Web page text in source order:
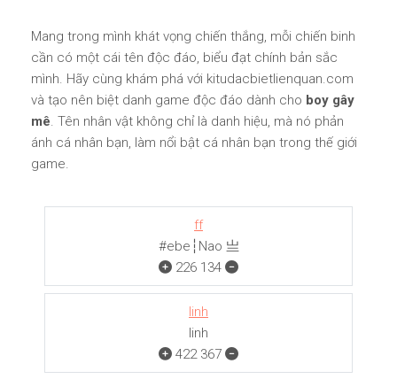
Mang trong mình khát vọng chiến thắng, mỗi chiến binh
cần có một cái tên độc đáo, biểu đạt chính bản sắc
mình. Hãy cùng khám phá với kitudacbietlienquan.com
và tạo nên biệt danh game độc đáo dành cho boy gây
mê. Tên nhân vật không chỉ là danh hiệu, mà nó phản
ánh cá nhân bạn, làm nổi bật cá nhân bạn trong thế giới
game.
ff
#ebe┆Nao 亗
226 134
linh
linh
422 367